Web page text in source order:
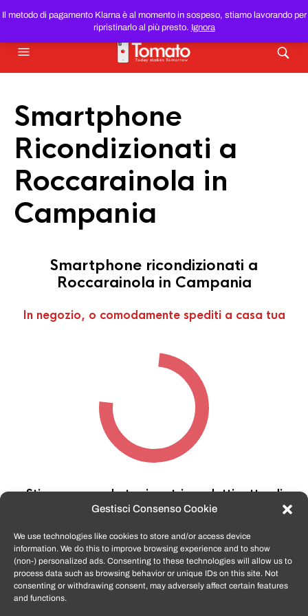
Gestisci Consenso Cookie
We use technologies like cookies to store and/or access device
information. We do this to improve browsing experience and to show
(non-) personalized ads. Consenting to these technologies will allow us to
process data such as browsing behavior or unique IDs on this site. Not
consenting or withdrawing consent, may adversely affect certain features
and functions.
Il metodo di pagamento Klarna è al momento in sospeso, stiamo lavorando per
ripristinarlo al più presto. Ignora
SMARTPHONE E TABLET RICONDIZIONATIAL MIGLIOR
PREZZO DEL WEB!
Smartphone
Ricondizionati a
Roccarainola in
Campania
Smartphone ricondizionati a
Roccarainola in Campania
In negozio, o comodamente spediti a casa tua
Stiamo cercando tra i nostri prodotti, attendi
qualche secondo…
TomatoSmartphone.itè lo shop n.1 in italia per
smartphone ricondizionati garantiti e certificati
di tutte le marche,APPLE, SAMSUNG, HUAWEI,
ONEPLUS, XIAOMI e tanto altro